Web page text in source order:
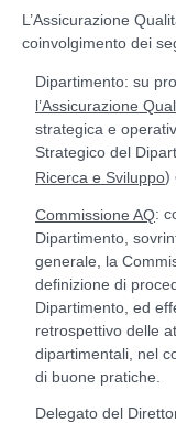
L’Assicurazione
coinvolgimento dei
Dipartimento: su
l’Assicurazione
strategica e
Strategico del
Ricerca e Sviluppo)
Commissione AQ:
Dipartimento,
generale, la
definizione di
Dipartimento, ed
retrospettivo delle
dipartimentali, nel
di buone pratiche.
Delegato del